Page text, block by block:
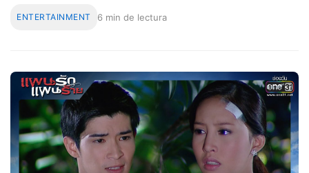
ENTERTAINMENT 6 min de lectura